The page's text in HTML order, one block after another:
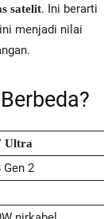
satelit. Ini berarti
menjadi nilai
Ultra
Gen 2